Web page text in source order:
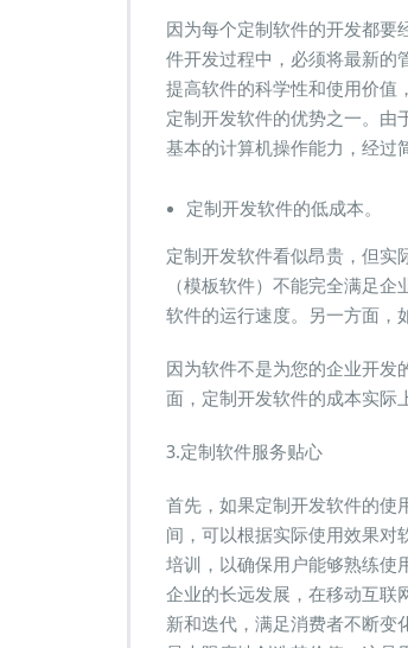
因为每个定制软件的开发都要
件开发过程中，必须将最新的
提高软件的科学性和使用价值
定制开发软件的优势之一。由
基本的计算机操作能力，经过
定制开发软件的低成本。
定制开发软件看似昂贵，但实
（模板软件）不能完全满足
软件的运行速度。另一方面，
因为软件不是为您的企业开发
面，定制开发软件的成本实际
3.定制软件服务贴心
首先，如果定制开发软件的使
间，可以根据实际使用效果对
培训，以确保用户能够熟练使
企业的长远发展，在移动互联
新和迭代，满足消费者不断变